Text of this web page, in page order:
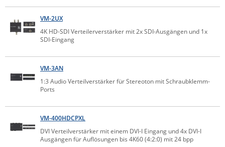
News zu unseren Herstellern
VM-2UX
4K HD-SDI Verteilerverstärker mit 2x SDI-Ausgängen und 1x
SDI-Eingang
VM-3AN
1:3 Audio Verteilverstärker für Stereoton mit Schraubklemm-
Ports
VM-400HDCPXL
DVI Verteilverstärker mit einem DVI-I Eingang und 4x DVI-I
Ausgängen für Auflösungen bis 4K60 (4:2:0) mit 24 bpp